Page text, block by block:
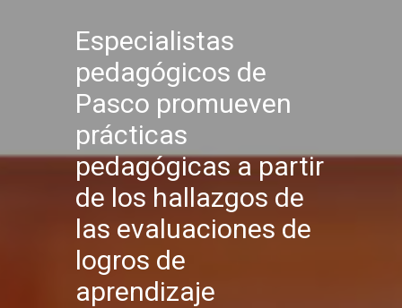
Especialistas
pedagógicos de
Pasco promueven
prácticas
pedagógicas a partir
de los hallazgos de
las evaluaciones de
logros de
aprendizaje